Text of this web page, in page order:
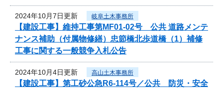
2024年10月7日更新 岐阜土木事務所
【建設工事】維持工事第MF01-02号 公共 道路メンテ
ナンス補助（付属物修繕）忠節橋北歩道橋（1）補修
工事に関する一般競争入札公告
2024年10月4日更新 高山土木事務所
【建設工事】第工砂公急R6-114号／公共 防災・安全